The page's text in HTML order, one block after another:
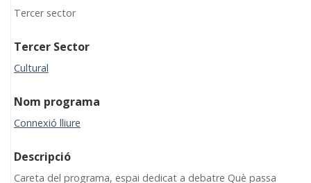
Tercer sector
Tercer Sector
Cultural
Nom programa
Connexió lliure
Descripció
Careta del programa, espai dedicat a debatre Què passa